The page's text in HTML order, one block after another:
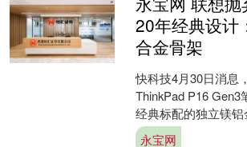
20年经典设计
合金骨架
快科技4月30日消息
ThinkPad P16 Gen3
经典标配的独立镁
称“防滚架”(roll cage)
永宝网